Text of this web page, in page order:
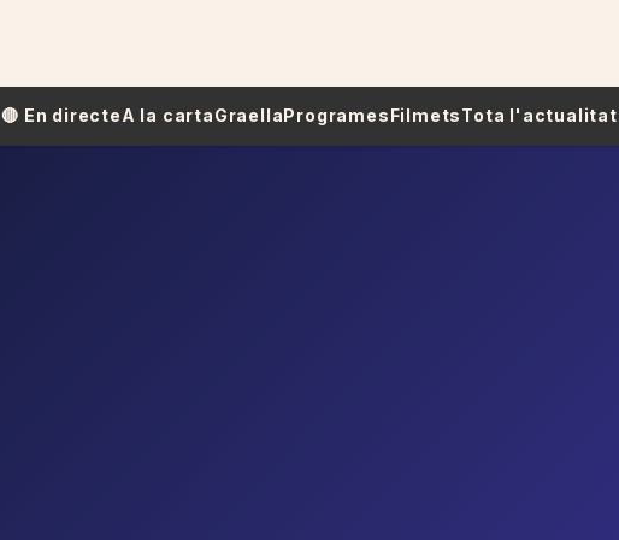
🔴​​ En directeA la cartaGraellaProgramesFilmetsTota l'actualitat